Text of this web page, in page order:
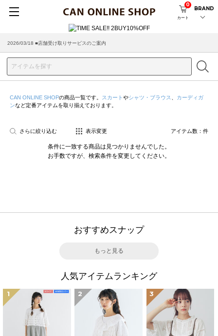
カート
0
BRAND
2026/03/18 ■店舗受け取りサービスのご案内
CAN ONLINE SHOPの商品一覧です。 スカート やシャツ・ブラウス
カーディガ
ンなど定番アイテムを取り揃えております。
さらに絞り込む 表示変更 アイテム数： 件
条件に一致する商品は見つかりませんでした。
お手数ですが、検索条件を変更してください。
おすすめスナップ
もっと見る
人気アイテムランキング
1 2 3